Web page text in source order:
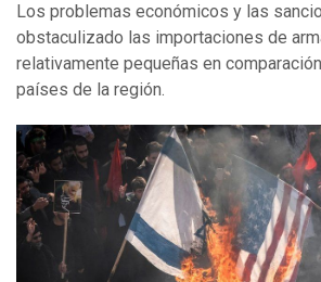
Los problemas económicos y las
obstaculizado las importaciones de
relativamente pequeñas en
países de la región.